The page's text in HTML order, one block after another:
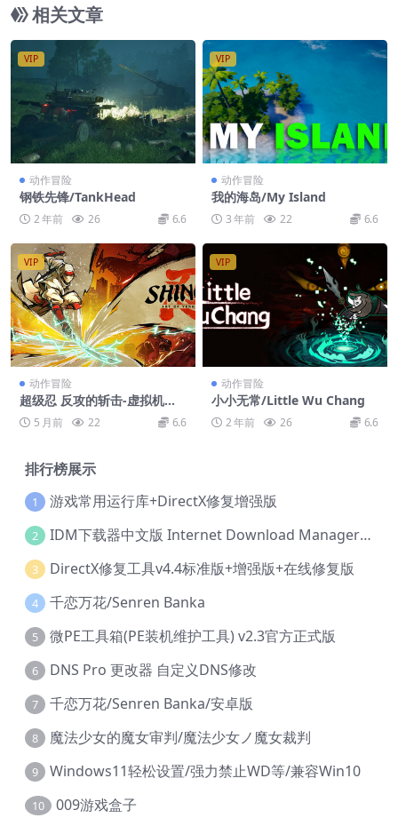
相关文章
VIP
动作冒险
钢铁先锋/TankHead
2 年前 26 6.6
VIP
动作冒险
我的海岛/My Island
3 年前 22 6.6
VIP
动作冒险
超级忍 反攻的斩击-虚拟机版/
SHINOBI: Art of Vengeance
HYPERVISOR
5 月前 22 6.6
VIP
动作冒险
小小无常/Little Wu Chang
2 年前 26 6.6
排行榜展示
1 游戏常用运行库+DirectX修复增强版
2 IDM下载器中文版 Internet Download Manager v6.42.36 IDM
3 DirectX修复工具v4.4标准版+增强版+在线修复版
4 千恋万花/Senren Banka
5 微PE工具箱(PE装机维护工具) v2.3官方正式版
6 DNS Pro 更改器 自定义DNS修改
7 千恋万花/Senren Banka/安卓版
8 魔法少女的魔女审判/魔法少女ノ魔女裁判
9 Windows11轻松设置/强力禁止WD等/兼容Win10
10 009游戏盒子